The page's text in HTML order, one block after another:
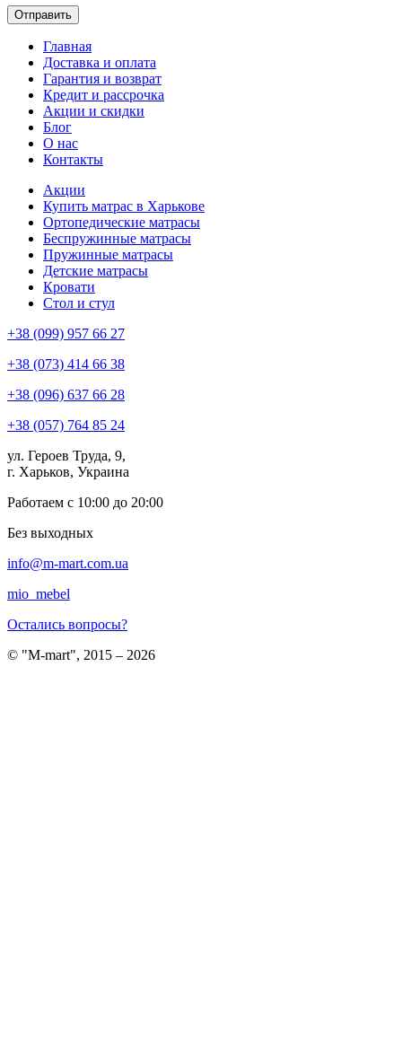
Главная
Доставка и оплата
Гарантия и возврат
Кредит и рассрочка
Акции и скидки
Блог
О нас
Контакты
Акции
Купить матрас в Харькове
Ортопедические матрасы
Беспружинные матрасы
Пружинные матрасы
Детские матрасы
Кровати
Стол и стул
+38 (099) 957 66 27
+38 (073) 414 66 38
+38 (096) 637 66 28
+38 (057) 764 85 24
ул. Героев Труда, 9,
г. Харьков, Украина
Работаем с 10:00 до 20:00
Без выходных
info@m-mart.com.ua
mio_mebel
Остались вопросы?
© "M-mart", 2015 – 2026